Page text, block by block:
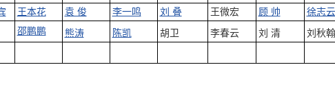
王本花 袁 俊 李一鸣 刘 叠 王微宏 顾 帅
徐志云
邵鹏鹏 熊涛 陈凯 胡卫 李春云 刘 清 刘秋翰